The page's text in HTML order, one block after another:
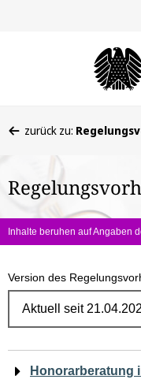
befinden
hier:
zurück zu:
Inhalte beruhen auf Angaben
Version des
Navigation
Honorarberatung